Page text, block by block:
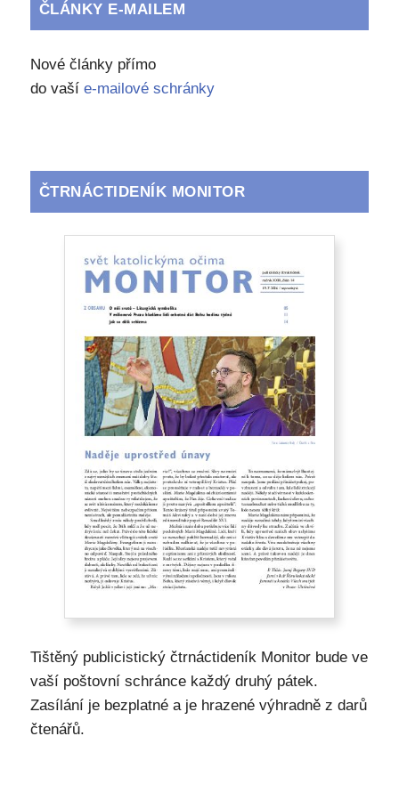
ČLÁNKY E-MAILEM
Nové články přímo
do vaší e-mailové schránky
ČTRNÁCTIDENÍK MONITOR
Tištěný publicistický čtrnáctideník Monitor bude ve
vaší poštovní schránce každý druhý pátek.
Zasílání je bezplatné a je hrazené výhradně z darů
čtenářů.